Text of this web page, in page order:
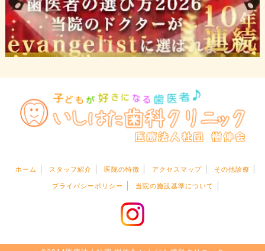
ホーム スタッフ紹介 医院の特徴 アクセスマップ その他診療
プライバシーポリシー 当院の施設基準について